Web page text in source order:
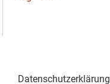
Datenschutzerklärung